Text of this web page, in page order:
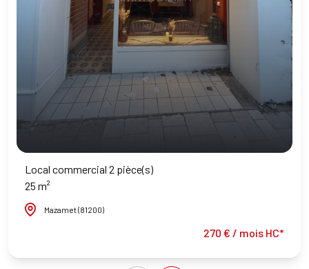
Local commercial 2 pièce(s)
25 m²
Mazamet (81200)
270 € / mois HC*